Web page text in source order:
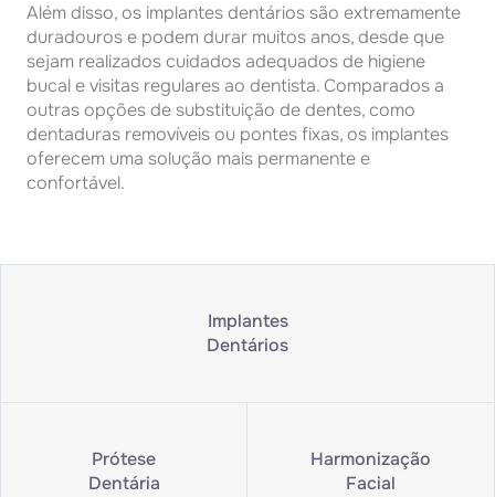
Além disso, os implantes dentários são extremamente
duradouros e podem durar muitos anos, desde que
sejam realizados cuidados adequados de higiene
bucal e visitas regulares ao dentista. Comparados a
outras opções de substituição de dentes, como
dentaduras removíveis ou pontes fixas, os implantes
oferecem uma solução mais permanente e
confortável.
Implantes
Dentários
Prótese
Dentária
Harmonização
Facial